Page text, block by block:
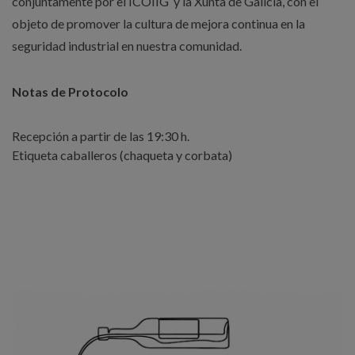
objeto de promover la cultura de mejora continua en la
seguridad industrial en nuestra comunidad.
Notas de Protocolo
Recepción a partir de las 19:30 h.
Etiqueta caballeros (chaqueta y corbata)